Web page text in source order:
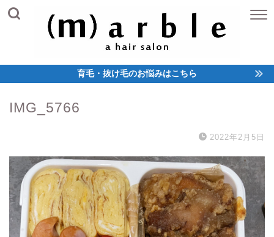
育毛・抜け毛のお悩みはこちら
IMG_5766
2022年2月5日